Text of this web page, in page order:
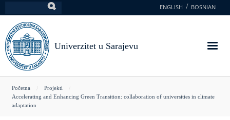
na
glavni
sadržaj
ENGLISH BOSNIAN
Univerzitet u Sarajevu
You
are
Početna
Projekti
Accelerating and Enhancing Green Transition: collaboration of universities in climate
adaptation